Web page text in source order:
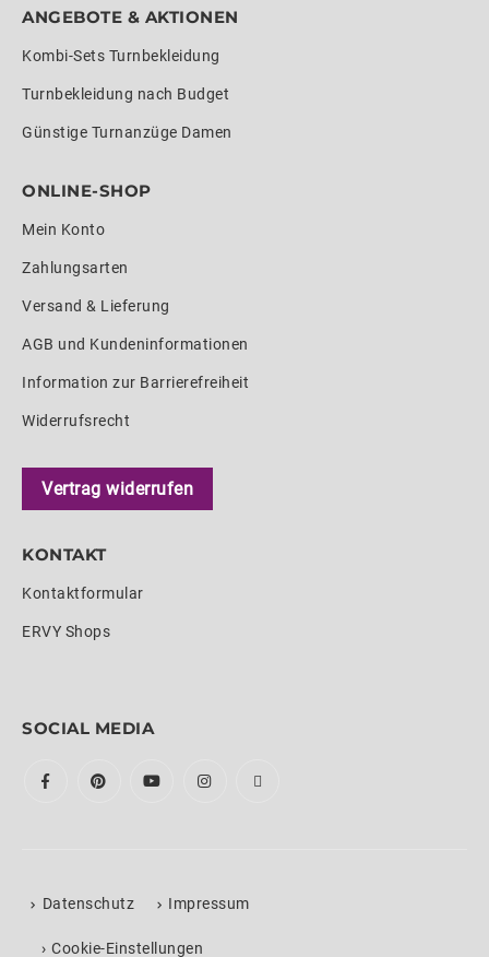
ANGEBOTE & AKTIONEN
Kombi-Sets Turnbekleidung
Turnbekleidung nach Budget
Günstige Turnanzüge Damen
ONLINE-SHOP
Mein Konto
Zahlungsarten
Versand & Lieferung
AGB und Kundeninformationen
Information zur Barrierefreiheit
Widerrufsrecht
Vertrag widerrufen
KONTAKT
Kontaktformular
ERVY Shops
SOCIAL MEDIA
Datenschutz Impressum
› Cookie-Einstellungen